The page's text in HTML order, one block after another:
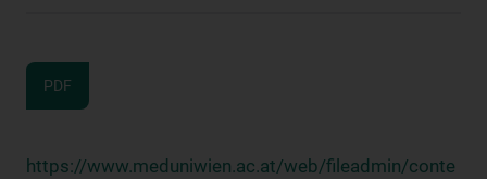
PDF
https://www.meduniwien.ac.at/web/fileadmin/conte